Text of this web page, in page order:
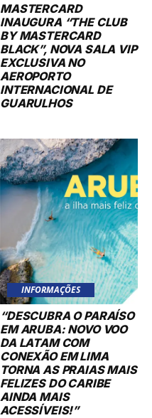
MASTERCARD
INAUGURA “THE CLUB
BY MASTERCARD
BLACK”, NOVA SALA VIP
EXCLUSIVA NO
AEROPORTO
INTERNACIONAL DE
GUARULHOS
INFORMAÇÕES
“DESCUBRA O PARAÍSO
EM ARUBA: NOVO VOO
DA LATAM COM
CONEXÃO EM LIMA
TORNA AS PRAIAS MAIS
FELIZES DO CARIBE
AINDA MAIS
ACESSÍVEIS!”